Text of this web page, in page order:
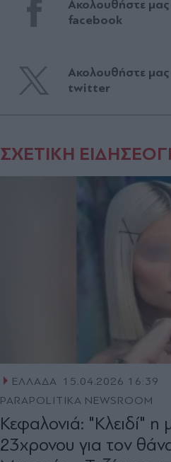
Ακολουθήστε
facebook
Ακολουθήστε
twitter
ΣΧΕΤΙΚΗ
ΕΛΛΑΔΑ
15.04.2026 16:39
PARAPOLITIKA NEWSROOM
Κεφαλονιά: "Κλειδί" η
23χρονου για τoν